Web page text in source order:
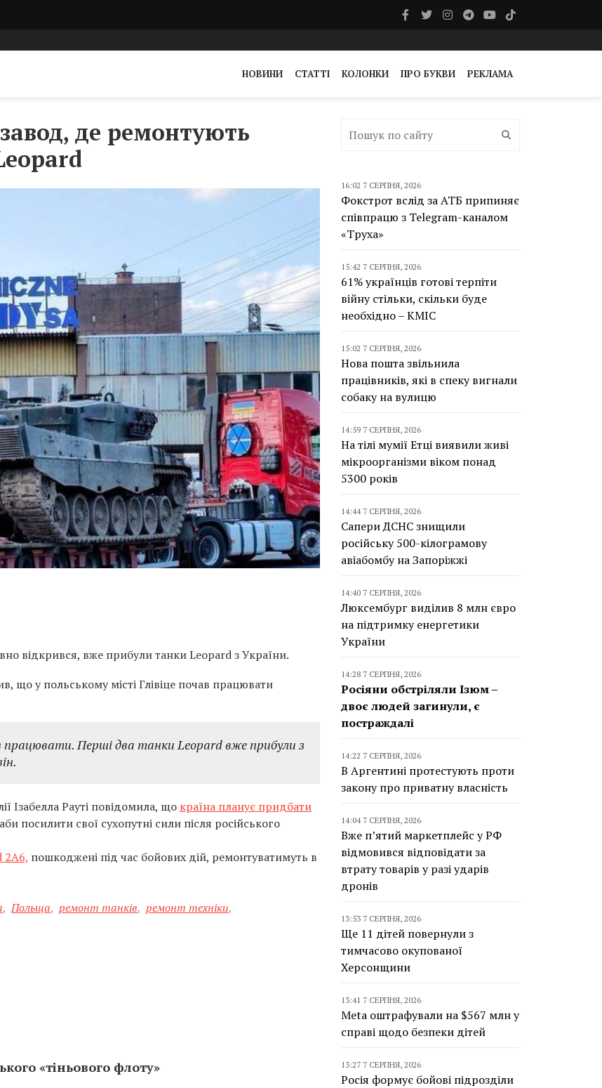
НОВИНИ СТАТТІ КОЛОНКИ ПРО БУКВИ РЕКЛАМА
де ремонтують
відкрився, вже прибули танки Leopard з України.
що у польському місті Глівіце почав працювати
працювати. Перші два танки Leopard вже прибули з
Ізабелла Рауті повідомила, що країна планує придбати
посилити свої сухопутні сили після російського
2A6, пошкоджені під час бойових дій, ремонтуватимуть в
, Польща, ремонт танків, ремонт техніки,
«тіньового флоту»
16:02 7 СЕРПНЯ, 2026
Фокстрот вслід за АТБ припиняє
співпрацю з Telegram-каналом
«Труха»
15:42 7 СЕРПНЯ, 2026
61% українців готові терпіти
війну стільки, скільки буде
необхідно – КМІС
15:02 7 СЕРПНЯ, 2026
Нова пошта звільнила
працівників, які в спеку вигнали
собаку на вулицю
14:59 7 СЕРПНЯ, 2026
На тілі мумії Етці виявили живі
мікроорганізми віком понад
5300 років
14:44 7 СЕРПНЯ, 2026
Сапери ДСНС знищили
російську 500-кілограмову
авіабомбу на Запоріжжі
14:40 7 СЕРПНЯ, 2026
Люксембург виділив 8 млн євро
на підтримку енергетики
України
14:28 7 СЕРПНЯ, 2026
Росіяни обстріляли Ізюм –
двоє людей загинули, є
постраждалі
14:22 7 СЕРПНЯ, 2026
В Аргентині протестують проти
закону про приватну власність
14:04 7 СЕРПНЯ, 2026
Вже п’ятий маркетплейс у РФ
відмовився відповідати за
втрату товарів у разі ударів
дронів
13:53 7 СЕРПНЯ, 2026
Ще 11 дітей повернули з
тимчасово окупованої
Херсонщини
13:41 7 СЕРПНЯ, 2026
Meta оштрафували на $567 млн у
справі щодо безпеки дітей
13:27 7 СЕРПНЯ, 2026
Росія формує бойові підрозділи